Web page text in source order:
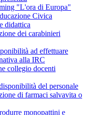
"L'ora di Europa"
Civica
didattica
dei carabinieri
ad effettuare
alla IRC
collegio docenti
del personale
di farmaci salvavita o
monopattini e